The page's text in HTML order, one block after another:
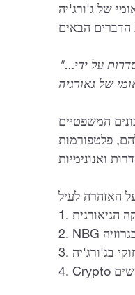
"...מטבע דיגיטלי אינו הילך חוקי בגרוזיה. פעילויות הקשורות למטבע דיגיטלי אינן מוסדרות על ידי
המשפטיים
פלטפורמות